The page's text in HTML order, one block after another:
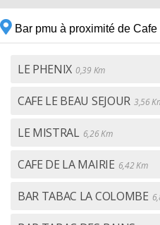
Bar pmu à proximité de
LE PHENIX 0,39 Km
CAFE LE BEAU SEJOUR 3,56
LE MISTRAL 6,26 Km
CAFE DE LA MAIRIE 6,42 Km
BAR TABAC LA COLOMBE